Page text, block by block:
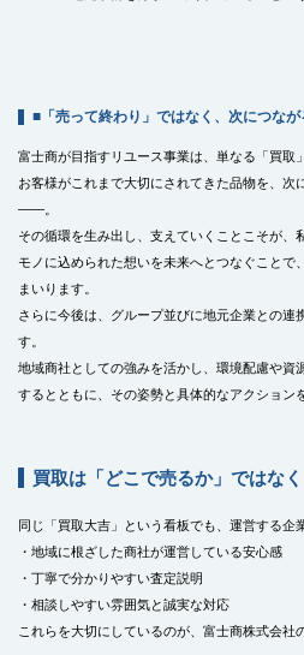
■「売って終わり」ではなく、次につなが
富士商が目指すリユース事業は、単なる「買取
お客様がこれまで大切にされてきた品物を、次
――。
その循環を生み出し、支えていくことこそが、
モノに込められた想いを未来へとつなぐことで
まいります。
さらに今後は、グループ並びに地元企業との連
す。
地域商社としての強みを活かし、環境配慮や資
するとともに、その姿勢と具体的なアクション
買取は「どこで売るか」ではなく
同じ「買取大吉」という看板でも、運営する企
・地域に根ざした商社が運営している安心感
・丁寧で分かりやすい査定説明
・相談しやすい雰囲気と誠実な対応
これらを大切にしているのが、富士商株式会社